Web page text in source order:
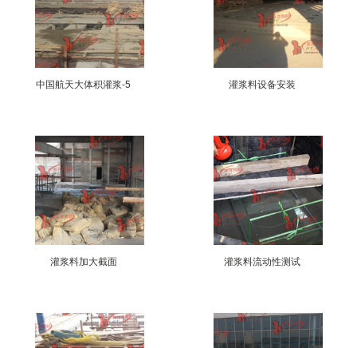
中国航天大体积灌浆-5 灌浆料设备安装
灌浆料加大截面 灌浆料流动性测试